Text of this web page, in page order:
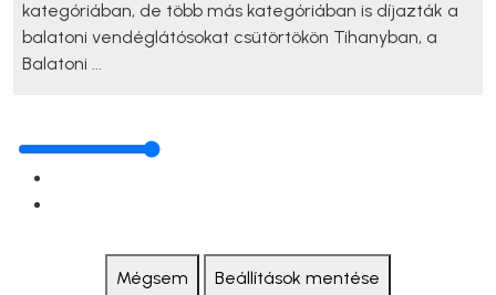
kategóriában, de több más kategóriában is díjazták a
balatoni vendéglátósokat csütörtökön Tihanyban, a
Balatoni ...
Mégsem Beállítások mentése